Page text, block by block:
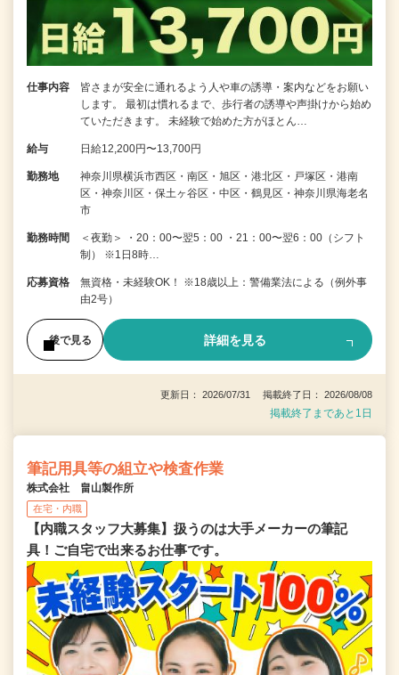
仕事内容
皆さまが安全に通れるよう人や車の誘導・案内などをお願い
します。 最初は慣れるまで、歩行者の誘導や声掛けから始め
ていただきます。 未経験で始めた方がほとん…
給与 日給12,200円〜13,700円
勤務地
神奈川県横浜市西区・南区・旭区・港北区・戸塚区・港南
区・神奈川区・保土ヶ谷区・中区・鶴見区・神奈川県海老名
市
勤務時間
＜夜勤＞ ・20：00〜翌5：00 ・21：00〜翌6：00（シフト
制） ※1日8時…
応募資格
無資格・未経験OK！ ※18歳以上：警備業法による（例外事
由2号）
後で見る 詳細を見る
更新日： 2026/07/31 掲載終了日： 2026/08/08
掲載終了まであと1日
筆記用具等の組立や検査作業
株式会社 畠山製作所
在宅・内職
【内職スタッフ大募集】扱うのは大手メーカーの筆記
具！ご自宅で出来るお仕事です。